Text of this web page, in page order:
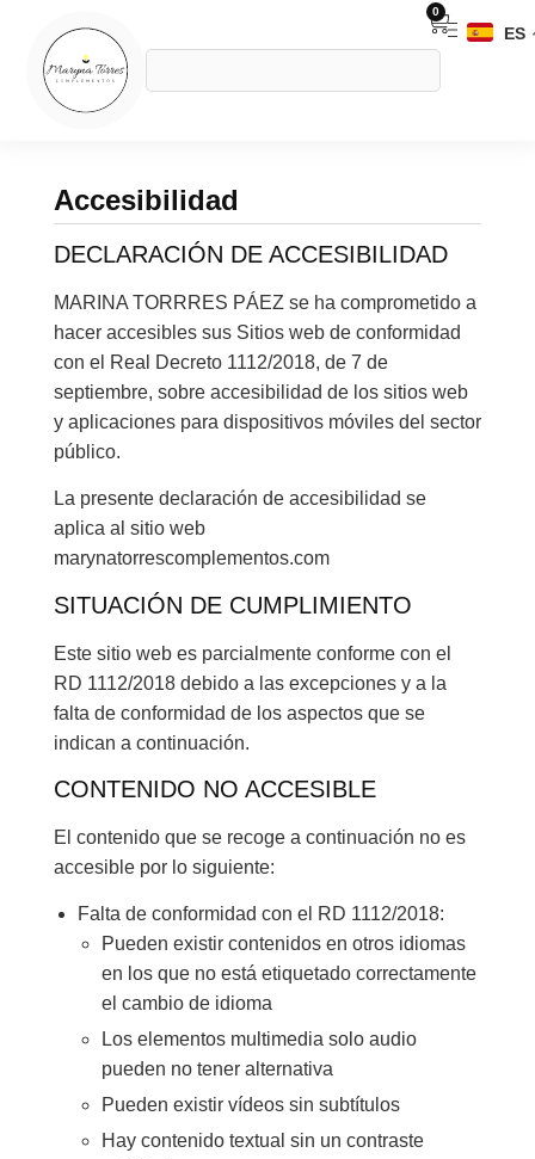
0
ES
Accesibilidad
DECLARACIÓN DE ACCESIBILIDAD
MARINA TORRRES PÁEZ se ha comprometido a
hacer accesibles sus Sitios web de conformidad
con el Real Decreto 1112/2018, de 7 de
septiembre, sobre accesibilidad de los sitios web
y aplicaciones para dispositivos móviles del sector
público.
La presente declaración de accesibilidad se
aplica al sitio web
marynatorrescomplementos.com
SITUACIÓN DE CUMPLIMIENTO
Este sitio web es parcialmente conforme con el
RD 1112/2018 debido a las excepciones y a la
falta de conformidad de los aspectos que se
indican a continuación.
CONTENIDO NO ACCESIBLE
El contenido que se recoge a continuación no es
accesible por lo siguiente:
Falta de conformidad con el RD 1112/2018:
Pueden existir contenidos en otros idiomas
en los que no está etiquetado correctamente
el cambio de idioma
Los elementos multimedia solo audio
pueden no tener alternativa
Pueden existir vídeos sin subtítulos
Hay contenido textual sin un contraste